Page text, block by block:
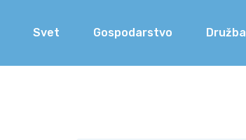
Svet Gospodarstvo Družba